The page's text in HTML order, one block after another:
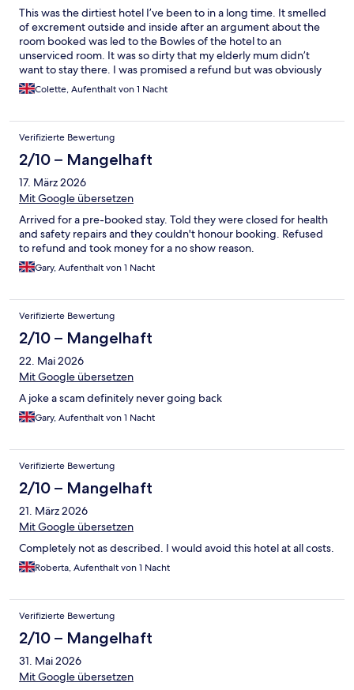
This was the dirtiest hotel I’ve been to in a long time. It smelled
of excrement outside and inside after an argument about the
room booked was led to the Bowles of the hotel to an
unserviced room. It was so dirty that my elderly mum didn’t
want to stay there. I was promised a refund but was obviously
being fobbed off as 2 weeks later I still haven’t received it
Colette, Aufenthalt von 1 Nacht
Verifizierte Bewertung
2/10 – Mangelhaft
17. März 2026
Mit Google übersetzen
Arrived for a pre-booked stay. Told they were closed for health
and safety repairs and they couldn't honour booking. Refused
to refund and took money for a no show reason.
Gary, Aufenthalt von 1 Nacht
Verifizierte Bewertung
2/10 – Mangelhaft
22. Mai 2026
Mit Google übersetzen
A joke a scam definitely never going back
Gary, Aufenthalt von 1 Nacht
Verifizierte Bewertung
2/10 – Mangelhaft
21. März 2026
Mit Google übersetzen
Completely not as described. I would avoid this hotel at all costs.
Roberta, Aufenthalt von 1 Nacht
Verifizierte Bewertung
2/10 – Mangelhaft
31. Mai 2026
Mit Google übersetzen